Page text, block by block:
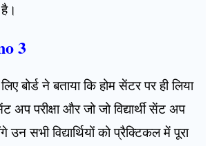
3
बोर्ड ने बताया कि होम सेंटर पर ही लिया
अप परीक्षा और जो जो विद्यार्थी सेंट अप
उन सभी विद्यार्थियों को प्रैक्टिकल में पूरा